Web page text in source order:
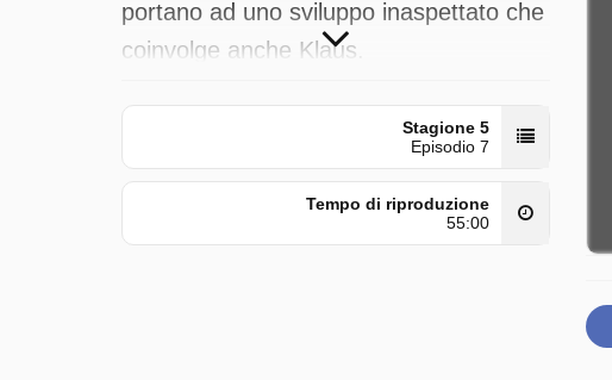
portano ad uno sviluppo inaspettato che
coinvolge anche Klaus.
Un Passo Dal Cielo è trasmesso da Rai
1 il martedì 28 aprile 2026 alle ore
02:35. Questo episodio è stato
pubblicato per la prima volta il mercoledì
Stagione 5
Episodio 7
Tempo di riproduzione
55:00